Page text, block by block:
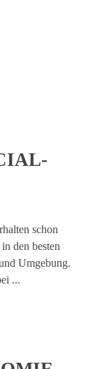
schon
den besten
Umgebung.
...